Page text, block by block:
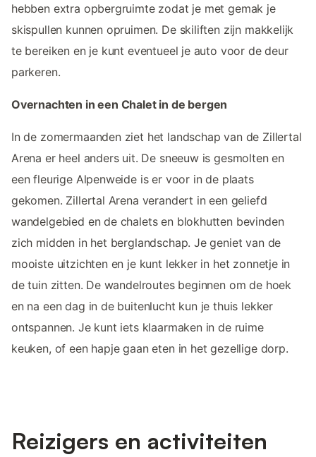
hebben extra opbergruimte zodat je met gemak je
skispullen kunnen opruimen. De skiliften zijn makkelijk
te bereiken en je kunt eventueel je auto voor de deur
parkeren.
Overnachten in een Chalet in de bergen
In de zomermaanden ziet het landschap van de Zillertal
Arena er heel anders uit. De sneeuw is gesmolten en
een fleurige Alpenweide is er voor in de plaats
gekomen. Zillertal Arena verandert in een geliefd
wandelgebied en de chalets en blokhutten bevinden
zich midden in het berglandschap. Je geniet van de
mooiste uitzichten en je kunt lekker in het zonnetje in
de tuin zitten. De wandelroutes beginnen om de hoek
en na een dag in de buitenlucht kun je thuis lekker
ontspannen. Je kunt iets klaarmaken in de ruime
keuken, of een hapje gaan eten in het gezellige dorp.
Reizigers en activiteiten